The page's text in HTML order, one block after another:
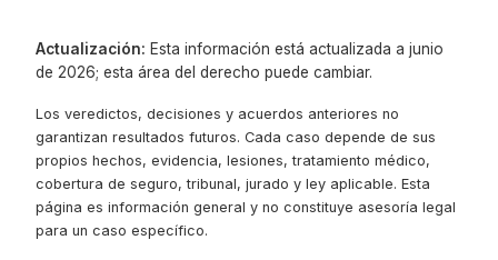
Actualización: Esta información está actualizada a junio
de 2026; esta área del derecho puede cambiar.
Los veredictos, decisiones y acuerdos anteriores no
garantizan resultados futuros. Cada caso depende de sus
propios hechos, evidencia, lesiones, tratamiento médico,
cobertura de seguro, tribunal, jurado y ley aplicable. Esta
página es información general y no constituye asesoría legal
para un caso específico.